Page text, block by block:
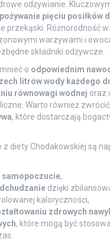
odżywianie.
pięciu posiłków
przekąski. Różnorodność w
warzywami i
składniki odżywcze.
o odpowiednim
litrów wody każdego
równowagi wodnej oraz
Warto również
, które dostarczają
z diety Chodakowskiej są
samopoczucie,
dzięki
kaloryczności,
zdrowych
, które mogą być